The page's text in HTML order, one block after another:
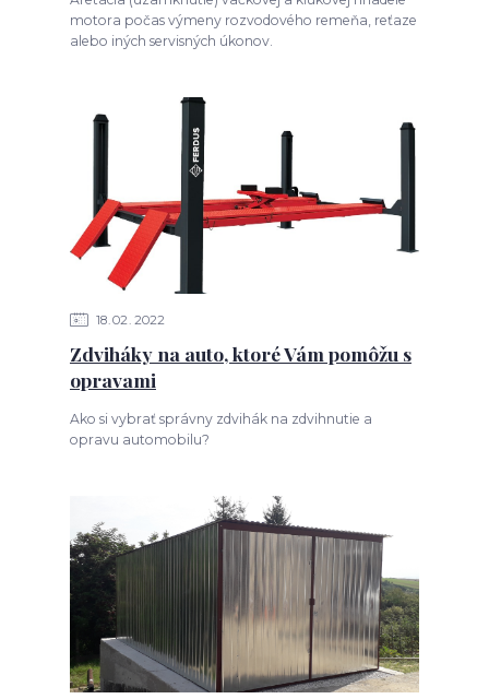
motora počas výmeny rozvodového remeňa, reťaze
alebo iných servisných úkonov.
18 02 2022
Zdviháky na auto, ktoré Vám pomôžu s
opravami
Ako si vybrať správny zdvihák na zdvihnutie a
opravu automobilu?